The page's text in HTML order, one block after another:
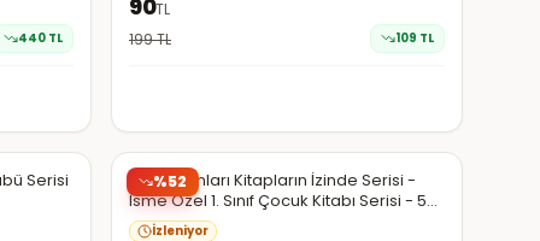
440 TL
90TL
199TL 109 TL
Serisi
%52
Trendyol
UMY Yayınları Kitapların İzinde Serisi -
İsme Özel 1. Sınıf Çocuk Kitabı Serisi - 5
Kitapİzleniyor